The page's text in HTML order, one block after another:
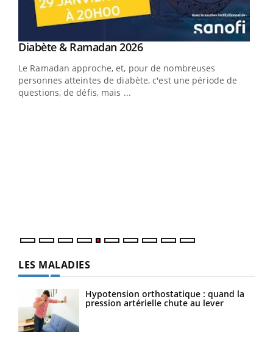
Youtube
Diabète & Ramadan 2026Youtube
Le Ramadan approche, et, pour de nombreuses
personnes atteintes de diabète, c'est une période de
questions, de défis, mais ...
LES MALADIES
Hypotension orthostatique : quand la
pression artérielle chute au lever